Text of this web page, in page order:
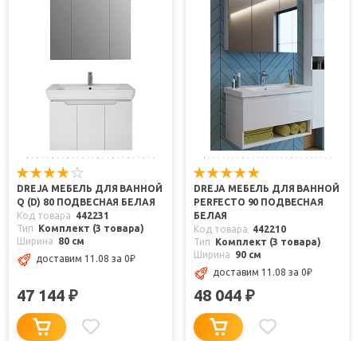
DREJA МЕБЕЛЬ ДЛЯ ВАННОЙ
Q (D) 80 ПОДВЕСНАЯ БЕЛАЯ
Код товара
442231
Тип
Комплект (3 товара)
Ширина
80 см
доставим 11.08 за 0₽
47 144 ₽
DREJA МЕБЕЛЬ ДЛЯ ВАННОЙ
PERFECTO 90 ПОДВЕСНАЯ
БЕЛАЯ
Код товара
442210
Тип
Комплект (3 товара)
Ширина
90 см
доставим 11.08 за 0₽
48 044 ₽